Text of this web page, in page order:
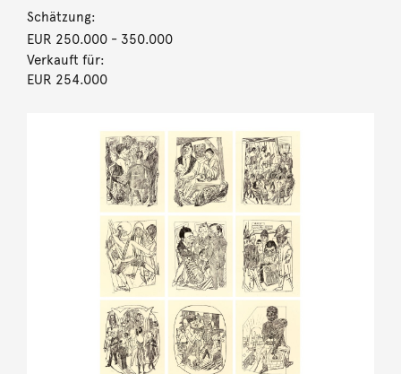
Schätzung:
EUR 250.000- 350.000
Verkauft für:
EUR 254.000